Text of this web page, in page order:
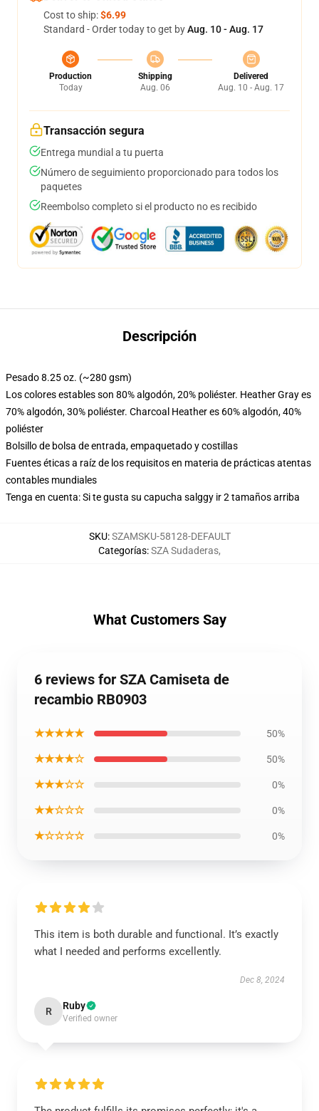
Cost to ship:$6.99
Standard - Order today to get byAug. 10 - Aug. 17
Production
Today
Shipping
Aug. 06
Delivered
Aug. 10 - Aug. 17
Transacción segura
Entrega mundial a tu puerta
Número de seguimiento proporcionado para todos los
paquetes
Reembolso completo si el producto no es recibido
Descripción
Pesado 8.25 oz. (~280 gsm)
Los colores estables son 80% algodón, 20% poliéster. Heather Gray es
70% algodón, 30% poliéster. Charcoal Heather es 60% algodón, 40%
poliéster
Bolsillo de bolsa de entrada, empaquetado y costillas
Fuentes éticas a raíz de los requisitos en materia de prácticas atentas
contables mundiales
Tenga en cuenta: Si te gusta su capucha salggy ir 2 tamaños arriba
SKU:SZAMSKU-58128-DEFAULT
Categorías:SZA Sudaderas,
What Customers Say
6 reviews for SZA Camiseta de
recambio RB0903
★★★★★ 50%
★★★★☆ 50%
★★★☆☆ 0%
★★☆☆☆ 0%
★☆☆☆☆ 0%
This item is both durable and functional. It’s exactly
what I needed and performs excellently.
Dec 8, 2024
R Ruby
Verified owner